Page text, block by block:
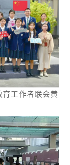
工作者联会黄